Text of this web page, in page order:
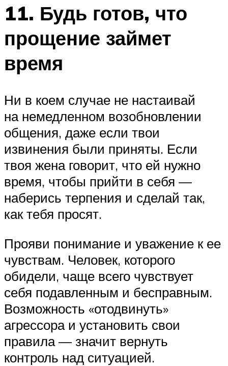
11. Будь готов, что
прощение займет
время
Ни в коем случае не настаивай
на немедленном возобновлении
общения, даже если твои
извинения были приняты. Если
твоя жена говорит, что ей нужно
время, чтобы прийти в себя —
наберись терпения и сделай так,
как тебя просят.
Прояви понимание и уважение к ее
чувствам. Человек, которого
обидели, чаще всего чувствует
себя подавленным и бесправным.
Возможность «отодвинуть»
агрессора и установить свои
правила — значит вернуть
контроль над ситуацией.